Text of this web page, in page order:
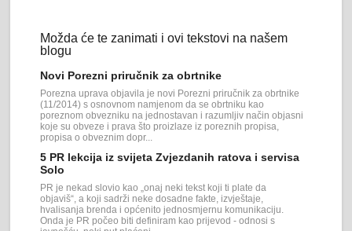
Možda će te zanimati i ovi tekstovi na našem
blogu
Novi Porezni priručnik za obrtnike
Porezna uprava objavila je novi Porezni priručnik za obrtnike
(11/2014) s osnovnom namjenom da se obrtniku kao
poreznom obvezniku na jednostavan i razumljiv način objasni
koje su obveze i prava što proizlaze iz poreznih propisa,
propisa o obveznim dopr...
5 PR lekcija iz svijeta Zvjezdanih ratova i servisa
Solo
PR je nekad slovio kao „onaj neki tekst koji ti plate da
objaviš“, a koji sadrži neke dosadne fakte, izvještaje,
hvalisanja brenda i općenito jednosmjernu komunikaciju.
Onda je PR počeo biti definiram kao prijevod - odnosi s